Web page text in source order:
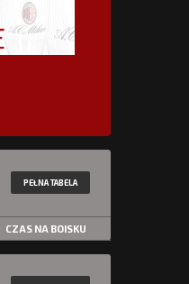
PEŁNA TABELA
CZAS NA BOISKU